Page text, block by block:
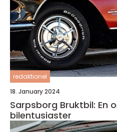
redaktionel
18. January 2024
Sarpsborg Bruktbil: En
bilentusiaster